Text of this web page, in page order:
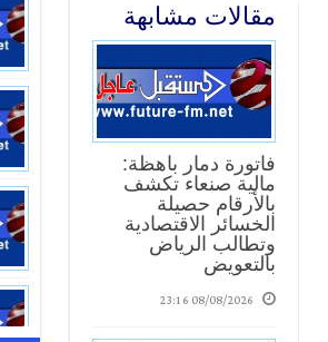
مقالات مشابهة
فاتورة دمار باهظة:
مالية صنعاء تكشف
بالأرقام حصيلة
الخسائر الاقتصادية
وتطالب الرياض
بالتعويض
08/08/2026 23:16